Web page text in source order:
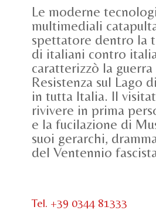
Le moderne
multimediali
spettatore dentro la
di italiani contro
caratterizzò la guerra
Resistenza sul Lago
in tutta Italia. Il
rivivere in prima
e la fucilazione di
suoi gerarchi,
del Ventennio
Tel. +39 0344 81333